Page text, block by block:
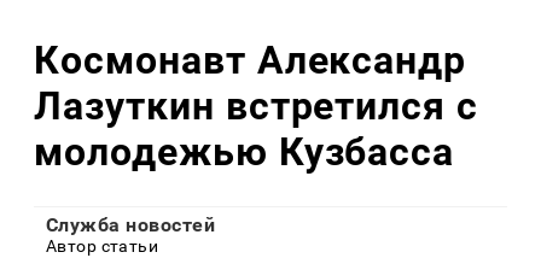
Космонавт Александр
Лазуткин встретился с
молодежью Кузбасса
Служба новостей
Автор статьи